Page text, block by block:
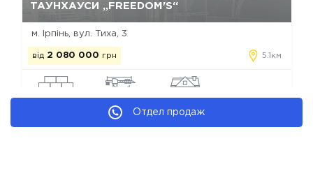
Отдел продаж
ТАУНХАУСИ „FREEDOM'S“
м. Ірпінь, вул. Тиха, 3
від 2 080 000 грн 5.1км
будується таунхаус